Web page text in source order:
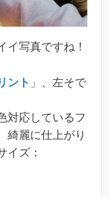
イ写真ですね！
ント 」、左そで
対応しているフ
綺麗に仕上がり
イズ：